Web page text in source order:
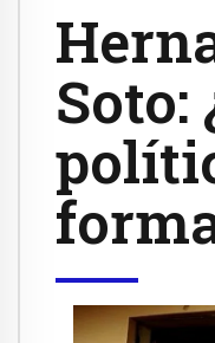
Soto: